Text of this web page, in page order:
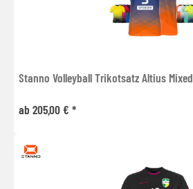
Stanno Volleyball Trikotsatz Altius Mixed
ab 205,00 € *